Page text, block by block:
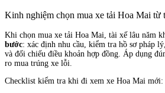
Kinh nghiệm chọn mua xe tải Hoa Mai từ
Khi chọn mua xe tải Hoa Mai, tài xế lâu năm
bước: xác định nhu cầu, kiểm tra hồ sơ pháp
và đối chiếu điều khoản hợp đồng. Áp dụng
ro mua trúng xe lỗi.
Checklist kiểm tra khi đi xem xe Hoa Mai mới: